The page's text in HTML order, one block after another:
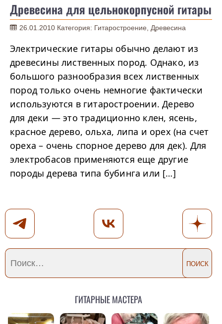
Древесина для цельнокорпусной гитары
26.01.2010 Категория: Гитаростроение Древесина
Электрические гитары обычно делают из
древесины лиственных пород. Однако, из
большого разнообразия всех лиственных
пород только очень немногие фактически
используются в гитаростроении. Дерево
для деки — это традиционно клен, ясень,
красное дерево, ольха, липа и орех (на счет
ореха – очень спорное дерево для дек). Для
электробасов применяются еще другие
породы дерева типа бубинга или […]
Гитарные мастера